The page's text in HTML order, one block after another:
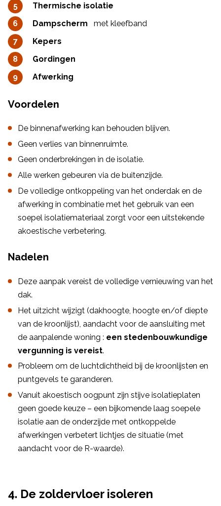
Thermische isolatie
Dampscherm
met kleefband
Kepers
Gordingen
Afwerking
Voordelen
De binnenafwerking kan behouden blijven.
Geen verlies van binnenruimte.
Geen onderbrekingen in de isolatie.
Alle werken gebeuren via de buitenzijde.
De volledige ontkoppeling van het onderdak en de
afwerking in combinatie met het gebruik van een
soepel isolatiemateriaal zorgt voor een uitstekende
akoestische verbetering.
Nadelen
Deze aanpak vereist de volledige vernieuwing van het
dak.
Het uitzicht wijzigt (dakhoogte, hoogte en/of diepte
van de kroonlijst), aandacht voor de aansluiting met
de aanpalende woning : een stedenbouwkundige
vergunning is vereist.
Probleem om de luchtdichtheid bij de kroonlijsten en
puntgevels te garanderen.
Vanuit akoestisch oogpunt zijn stijve isolatieplaten
geen goede keuze – een bijkomende laag soepele
isolatie aan de onderzijde met ontkoppelde
afwerkingen verbetert lichtjes de situatie (met
aandacht voor de R-waarde).
4. De zoldervloer isoleren